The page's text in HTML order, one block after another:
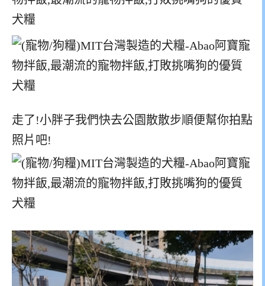
走了!小胖子我們快去公園散散步順便幫你拍點
照片吧!